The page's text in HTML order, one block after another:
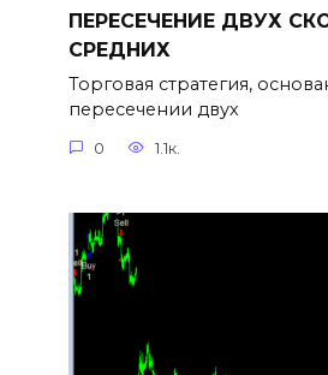
ПЕРЕСЕЧЕНИЕ ДВУХ
СРЕДНИХ
Торговая стратегия,
пересечении двух
0 1.1к.